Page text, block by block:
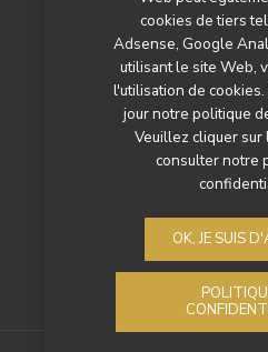
cookies de tiers
Adsense, Google
utilisant le site Web,
l'utilisation de cookies.
jour notre politique
Veuillez cliquer
consulter notre
OK, JE SUIS
Qui sommes-nous ?
Contactez-nous
Mentions légales
Politique de confidentialité